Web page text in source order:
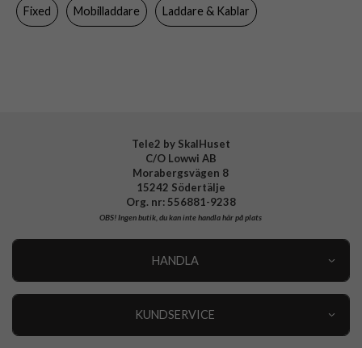
Tillverkarens art nr FIXC17N-2U-BK
Fixed Mobilladdare Laddare & Kablar
Tele2 by SkalHuset
C/O Lowwi AB
Morabergsvägen 8
15242 Södertälje
Org. nr: 556881-9238
OBS!Ingen butik, du kan inte handla här på plats
HANDLA
KUNDSERVICE